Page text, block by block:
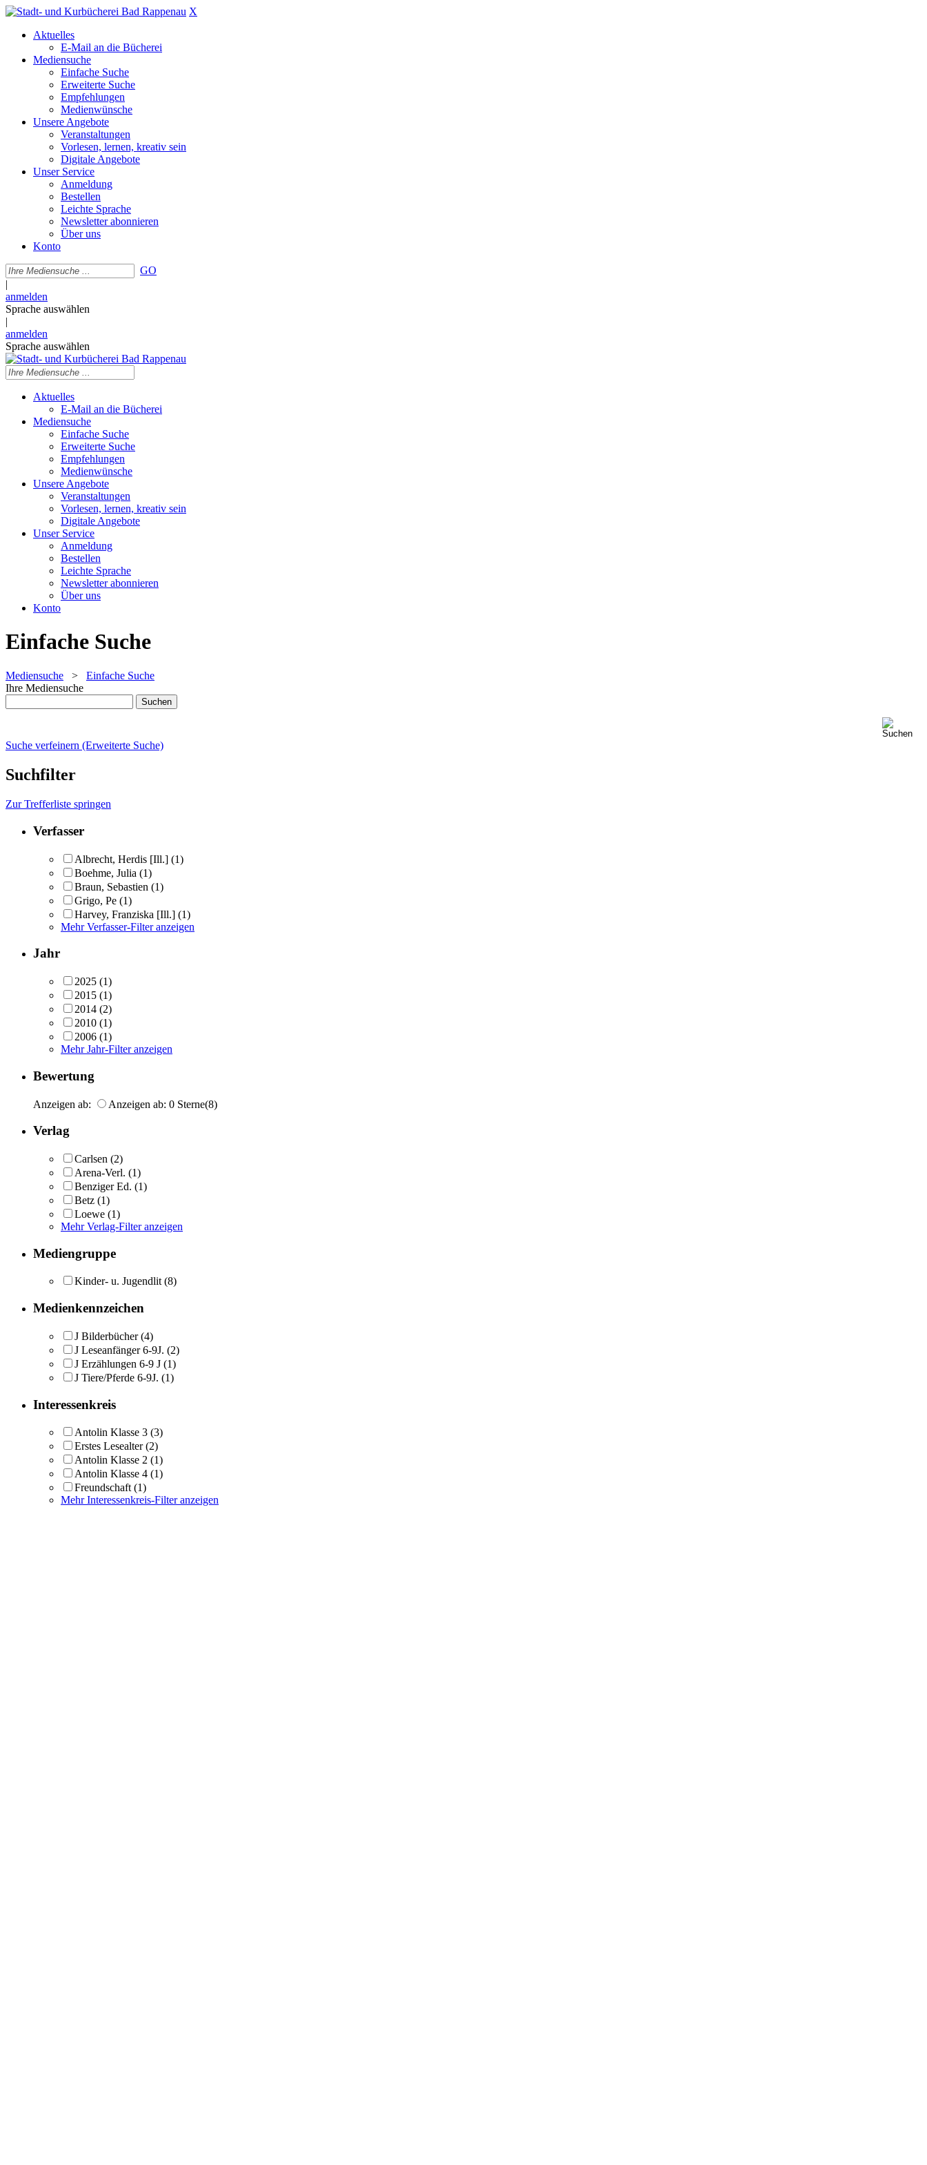
X
Aktuelles
E-Mail an die Bücherei
Mediensuche
Einfache Suche
Erweiterte Suche
Empfehlungen
Medienwünsche
Unsere Angebote
Veranstaltungen
Vorlesen, lernen, kreativ sein
Digitale Angebote
Unser Service
Anmeldung
Bestellen
Leichte Sprache
Newsletter abonnieren
Über uns
Konto
GO
|
anmelden
Sprache auswählen
|
anmelden
Sprache auswählen
Aktuelles
E-Mail an die Bücherei
Mediensuche
Einfache Suche
Erweiterte Suche
Empfehlungen
Medienwünsche
Unsere Angebote
Veranstaltungen
Vorlesen, lernen, kreativ sein
Digitale Angebote
Unser Service
Anmeldung
Bestellen
Leichte Sprache
Newsletter abonnieren
Über uns
Konto
Einfache Suche
Mediensuche > Einfache Suche
Ihre Mediensuche
Suche verfeinern (Erweiterte Suche)
Suchfilter
Zur Trefferliste springen
Verfasser
Albrecht, Herdis [Ill.] (1)
Boehme, Julia (1)
Braun, Sebastien (1)
Grigo, Pe (1)
Harvey, Franziska [Ill.] (1)
Mehr Verfasser-Filter anzeigen
Jahr
2025 (1)
2015 (1)
2014 (2)
2010 (1)
2006 (1)
Mehr Jahr-Filter anzeigen
Bewertung
Anzeigen ab: Anzeigen ab: 0 Sterne(8)
Verlag
Carlsen (2)
Arena-Verl. (1)
Benziger Ed. (1)
Betz (1)
Loewe (1)
Mehr Verlag-Filter anzeigen
Mediengruppe
Kinder- u. Jugendlit (8)
Medienkennzeichen
J Bilderbücher (4)
J Leseanfänger 6-9J. (2)
J Erzählungen 6-9 J (1)
J Tiere/Pferde 6-9J. (1)
Interessenkreis
Antolin Klasse 3 (3)
Erstes Lesealter (2)
Antolin Klasse 2 (1)
Antolin Klasse 4 (1)
Freundschaft (1)
Mehr Interessenkreis-Filter anzeigen